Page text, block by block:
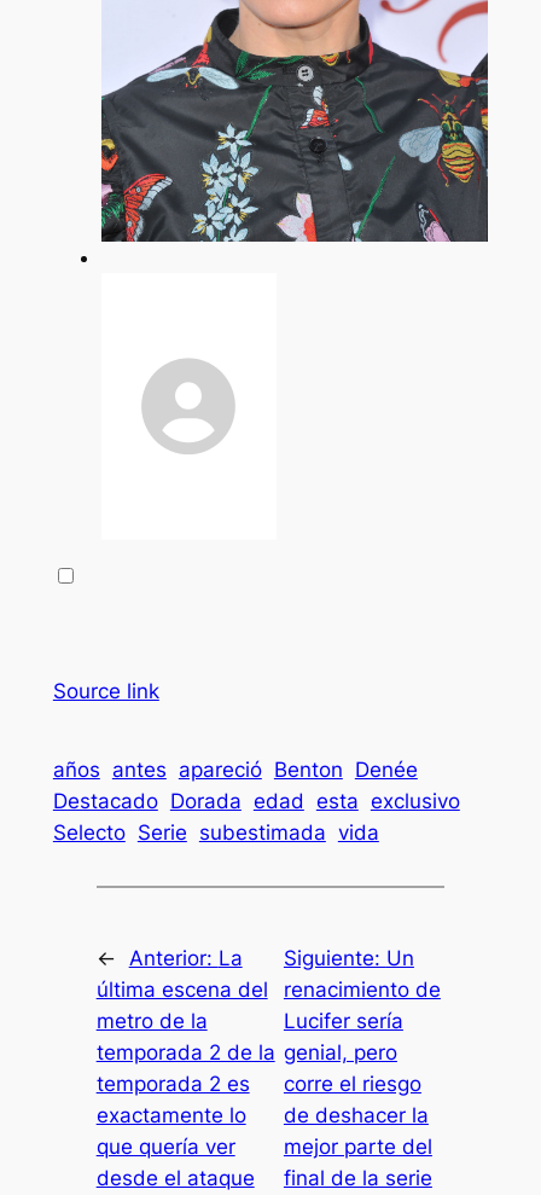
Source link
años antes apareció Benton Denée
Destacado Dorada edad esta exclusivo
Selecto Serie subestimada vida
← Anterior: La
última escena del
metro de la
temporada 2 de la
temporada 2 es
exactamente lo
que quería ver
desde el ataque
Siguiente: Un
renacimiento de
Lucifer sería
genial, pero
corre el riesgo
de deshacer la
mejor parte del
final de la serie